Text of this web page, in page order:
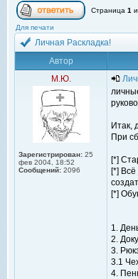
Страница 1
Для печати
Личная Раскладка!
Автор
М.Ю.
Зарегистрирован: 25
фев 2004, 18:52
Сообщений: 2096
Итак,
При
[*]
[*]
[*]
1.
2.
3.
3.1
4.